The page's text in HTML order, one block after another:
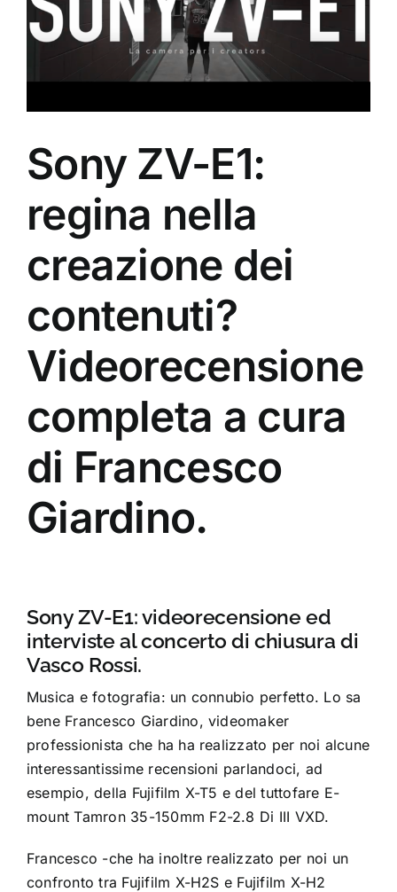
Sony ZV-E1:
regina nella
creazione dei
contenuti?
Videorecensione
completa a cura
di Francesco
Giardino.
Sony ZV-E1: videorecensione ed
interviste al concerto di chiusura di
Vasco Rossi.
Musica e fotografia: un connubio perfetto. Lo sa
bene Francesco Giardino, videomaker
professionista che ha ha realizzato per noi alcune
interessantissime recensioni parlandoci, ad
esempio, della Fujifilm X-T5 e del tuttofare E-
mountTamron 35-150mm F2-2.8 Di III VXD.
Francesco -che ha inoltre realizzato per noi un
confronto tra Fujifilm X-H2S e Fujifilm X-H2